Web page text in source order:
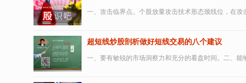
一、攻击临界点。个股放量攻击技术形态颈线位，在
超短线炒股剖析做好短线交易的八个建议
一、要有敏锐的市场洞察力和充分的看盘时间。二、